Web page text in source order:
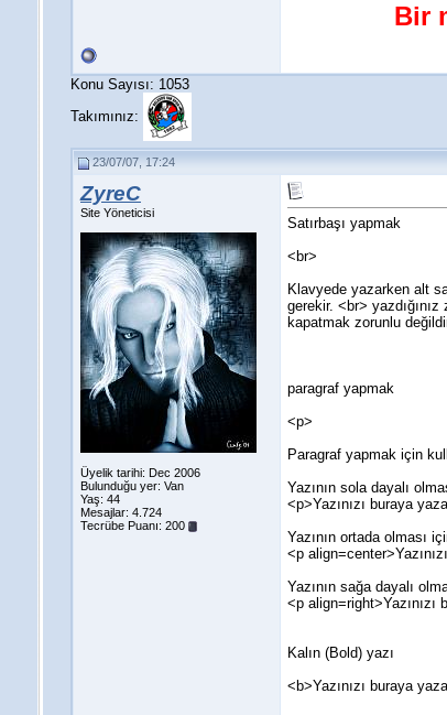
Bir
Konu Sayısı: 1053
Takımınız:
23/07/07, 17:24
ZyreC
Site Yöneticisi
Üyelik tarihi: Dec 2006
Bulunduğu yer: Van
Yaş: 44
Mesajlar: 4.724
Tecrübe Puanı: 200
Satırbaşı yapmak
<br>
Klavyede yazarken alt
gerekir. <br>
kapatmak zorunlu
paragraf yapmak
<p>
Paragraf yapmak için
Yazının sola dayalı
<p>Yazınızı buraya
Yazının ortada olması
<p
Yazının sağa dayalı
<p align=right>Yazınızı
Kalın (Bold) yazı
<b>Yazınızı buraya